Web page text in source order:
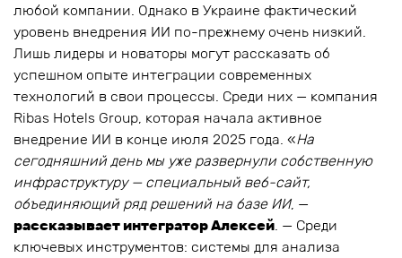
любой компании. Однако в Украине фактический
уровень внедрения ИИ по-прежнему очень низкий.
Лишь лидеры и новаторы могут рассказать об
успешном опыте интеграции современных
технологий в свои процессы. Среди них — компания
Ribas Hotels Group, которая начала активное
внедрение ИИ в конце июля 2025 года. «На
сегодняшний день мы уже развернули собственную
инфраструктуру — специальный веб-сайт,
объединяющий ряд решений на базе ИИ, —
рассказывает интегратор Алексей . — Среди
ключевых инструментов: системы для анализа